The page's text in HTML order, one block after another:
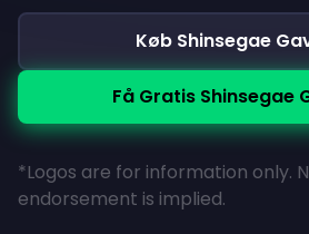
Køb Shinsegae
Få Gratis Shinsegae
*Logos are for information only.
endorsement is implied.